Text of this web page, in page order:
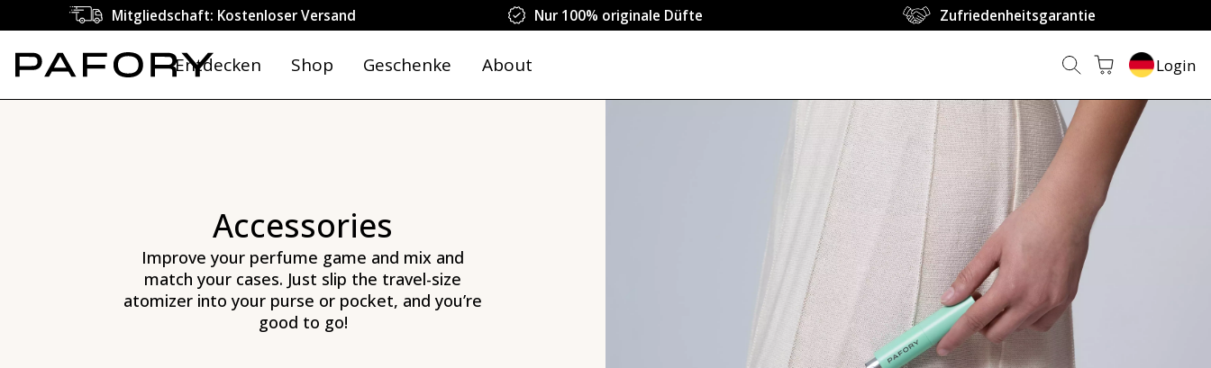
Mitgliedschaft: Kostenloser Versand Nur 100% originale Düfte Zufriedenheitsgarantie
Entdecken Shop Geschenke About Login
Accessories
Improve your perfume game and mix and
match your cases. Just slip the travel-size
atomizer into your purse or pocket, and you’re
good to go!